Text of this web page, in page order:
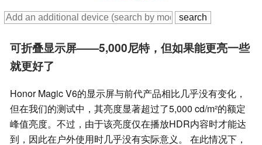
可折叠显示屏——5,000尼特，但如果能更亮一些
就更好了
Honor Magic V6的显示屏与前代产品相比几乎没有变化，
但在我们的测试中，其亮度显著超过了5,000 cd/m²的额定
峰值亮度。不过，由于该亮度仅在播放HDR内容时才能达
到，因此在户外使用时几乎没有实际意义。 在此情况下，